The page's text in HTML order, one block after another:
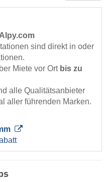
Alpy.com
sind direkt in oder
Miete vor Ort bis zu
alle Qualitätsanbieter
aller führenden Marken.